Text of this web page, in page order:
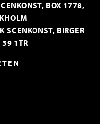
BOX 1778,
SCENKONST, BIRGER
39 1TR